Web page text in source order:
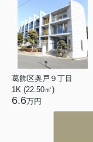
葛飾区奥戸９丁目
1K (22.50㎡)
6.6万円